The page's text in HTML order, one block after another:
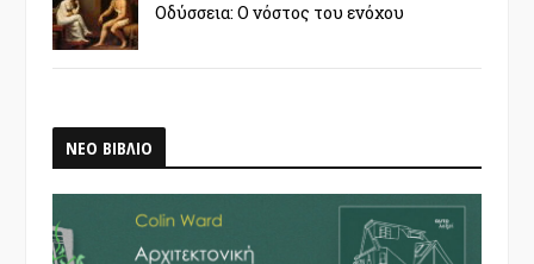
Οδύσσεια: Ο νόστος του ενόχου
ΝΕΟ ΒΙΒΛΙΟ